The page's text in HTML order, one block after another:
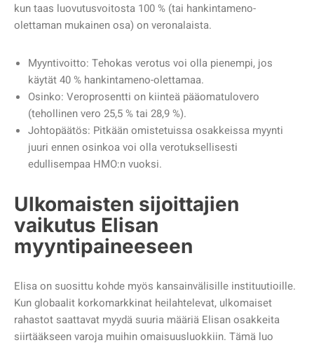
kun taas luovutusvoitosta 100 % (tai hankintameno-
olettaman mukainen osa) on veronalaista.
Myyntivoitto: Tehokas verotus voi olla pienempi, jos
käytät 40 % hankintameno-olettamaa.
Osinko: Veroprosentti on kiinteä pääomatulovero
(tehollinen vero 25,5 % tai 28,9 %).
Johtopäätös: Pitkään omistetuissa osakkeissa myynti
juuri ennen osinkoa voi olla verotuksellisesti
edullisempaa HMO:n vuoksi.
Ulkomaisten sijoittajien
vaikutus Elisan
myyntipaineeseen
Elisa on suosittu kohde myös kansainvälisille instituutioille.
Kun globaalit korkomarkkinat heilahtelevat, ulkomaiset
rahastot saattavat myydä suuria määriä Elisan osakkeita
siirtääkseen varoja muihin omaisuusluokkiin. Tämä luo